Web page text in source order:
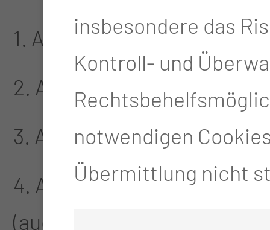
1. Ausbildungsjahr:
2. Ausbildungsjahr:
3. Ausbildungsjahr: NNH-
4. Ausbildungsjahr:
(auch früher möglich, siehe
insbesondere das
Kontroll- und
notwendigen
Übermittlung nicht